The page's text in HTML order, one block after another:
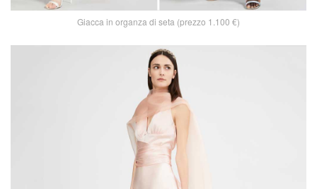
Giacca in organza di seta (prezzo 1.100 €)